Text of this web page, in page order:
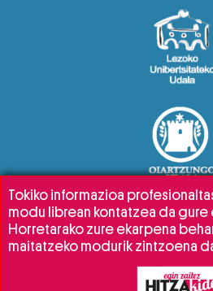
Tokiko informazioa
modu librean kontatzea da gure
Horretarako zure ekarpena
maitatzeko modurik zintzoena